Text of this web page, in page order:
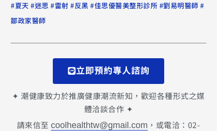
#夏天 #迷思 #雷射 #反黑 #佳思優醫美整形診所 #劉易明醫師 #
鄒政家醫師
立即預約專人諮詢
✦ 潮健康致力於推廣健康潮流新知，歡迎各種形式之媒
體洽談合作 ✦
請來信至coolhealthtw@gmail.com ，或電洽：02-